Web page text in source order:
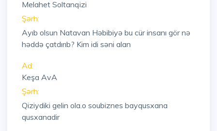
Melahet Soltanqizi
Şərh:
Ayıb olsun Natavan Həbibiyə bu cür insanı gör nə
həddə çatdırıb? Kim idi səni alan
Ad:
Keşa AvA
Şərh:
Qiziydiki gelin ola.o soubiznes bayqusxana
qusxanadir